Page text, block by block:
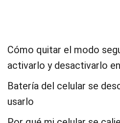
Cómo quitar el modo
activarlo y desactivarlo
Batería del celular se
usarlo